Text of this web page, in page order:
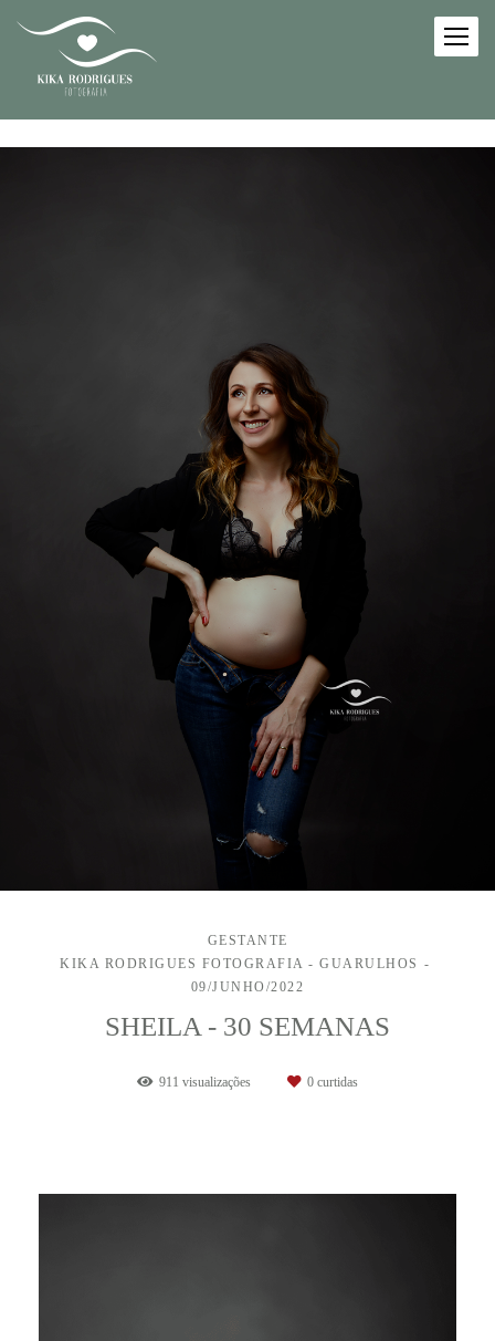
GESTANTE
KIKA RODRIGUES FOTOGRAFIA - GUARULHOS
09/JUNHO/2022
SHEILA - 30 SEMANAS
911 visualizações 0 curtidas